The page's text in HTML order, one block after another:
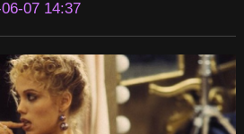
07 14:37